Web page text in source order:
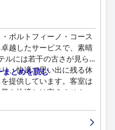
は夏のレストラン、昼食
·ラウンジ&レストランも
ポルトフィーノ・コース
越したサービスで、素晴
ルには若干の古さが見ら
、快適で思い出に残る休
提供しています。客室は
も快適とは言えません。
ないポジティブな印象を
まとめを読む